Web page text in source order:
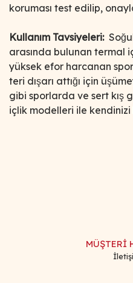
koruması test edilip,
Kullanım Tavsiyeleri:
arasında bulunan termal
yüksek efor harcanan
teri dışarı attığı için
gibi sporlarda ve sert kış
içlik modelleri ile
Ürün bilgilerinde hatalar
MÜŞTERİ